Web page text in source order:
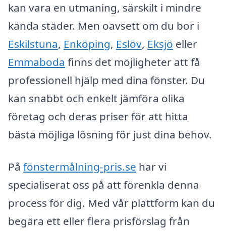
kan vara en utmaning, särskilt i mindre
kända städer. Men oavsett om du bor i
Eskilstuna, Enköping, Eslöv, Eksjö eller
Emmaboda finns det möjligheter att få
professionell hjälp med dina fönster. Du
kan snabbt och enkelt jämföra olika
företag och deras priser för att hitta
bästa möjliga lösning för just dina behov.
På fönstermålning-pris.se har vi
specialiserat oss på att förenkla denna
process för dig. Med vår plattform kan du
begära ett eller flera prisförslag från